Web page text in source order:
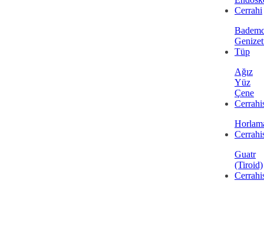
Cerrahi
Tüp
Ağız
Yüz
Çene
Guatr
(Tiroid)